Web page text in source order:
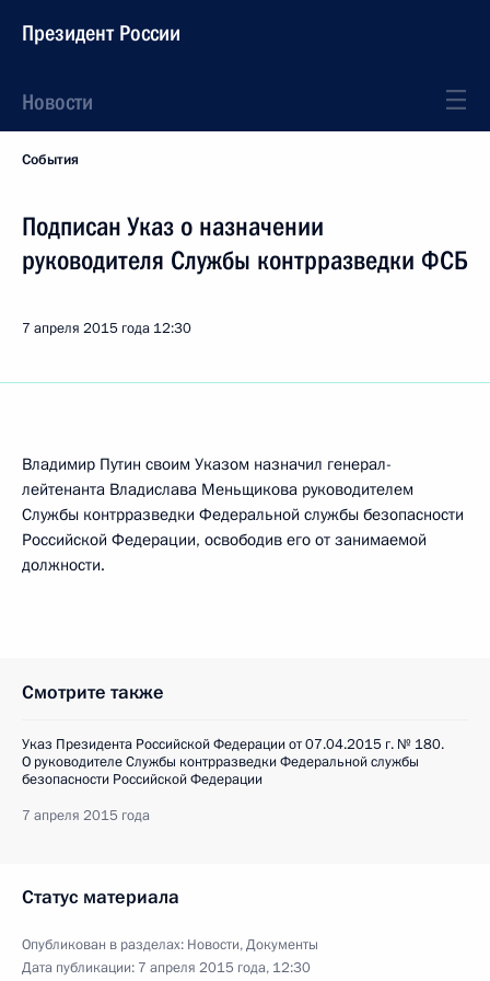
Президент России
Новости
События
Подписан Указ о назначении
руководителя Службы контрразведки ФСБ
7 апреля 2015 года 12:30
Владимир Путин своим Указом назначил генерал-
лейтенанта Владислава Меньщикова руководителем
Службы контрразведки Федеральной службы безопасности
Российской Федерации, освободив его от занимаемой
должности.
Смотрите также
Указ Президента Российской Федерации от 07.04.2015 г. № 180.
О руководителе Службы контрразведки Федеральной службы
безопасности Российской Федерации
7 апреля 2015 года
Статус материала
Опубликован в разделах: Новости,Документы
Дата публикации: 7 апреля 2015 года, 12:30